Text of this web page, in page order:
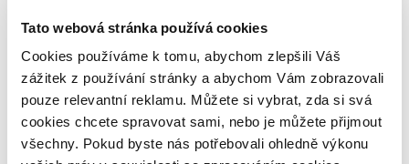
Tato webová stránka používá cookies
Cookies používáme k tomu, abychom zlepšili Váš
zážitek z používání stránky a abychom Vám zobrazovali
pouze relevantní reklamu. Můžete si vybrat, zda si svá
cookies chcete spravovat sami, nebo je můžete přijmout
všechny. Pokud byste nás potřebovali ohledně výkonu
experty ze světa investic. Mezi přednášková témata budou
zajímavé finanční tipy, podrobné analýzy, nejnovější vývoj a
letošní trendy. Pro investory, kteří se nemohou dostavit v těchto
dnech do Stuttgartu, bude nabízena služba Invest Live Stream.
Na otázku „Jak může obchodování podpořit růst bohatství?“
bude odpovídat živá akceWorld of Trading, kde si mohou